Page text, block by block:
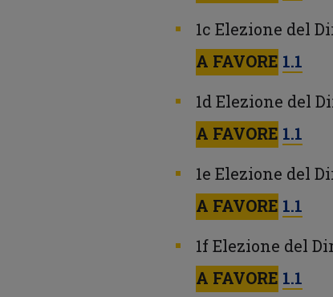
1c Elezione del
A FAVORE 1.1
1d Elezione del
A FAVORE 1.1
1e Elezione del
A FAVORE 1.1
1f Elezione del
A FAVORE 1.1